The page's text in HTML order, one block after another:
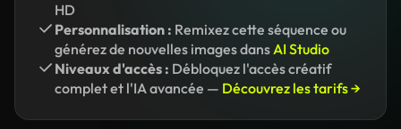
HD
Personnalisation : Remixez cette séquence ou
générez de nouvelles images dansAI Studio
Niveaux d'accès : Débloquez l'accès créatif
complet et l'IA avancée — Découvrez les tarifs →